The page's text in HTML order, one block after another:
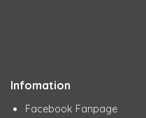
Infomation
Facebook Fanpage